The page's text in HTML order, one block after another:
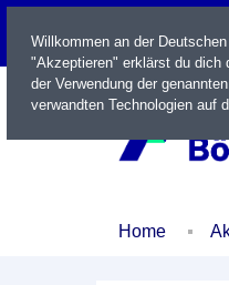
Home
Willkommen an der
"Akzeptieren" erklärst du dich
der Verwendung der
verwandten Technologien auf